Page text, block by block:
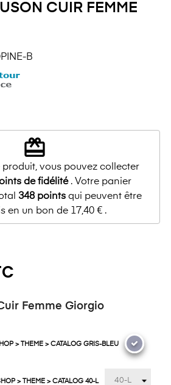
CUIR FEMME
B
redeem
produit, vous pouvez collecter
de fidélité. Votre panier
348pointsqui peuvent être
en un bon de 17,40 € .
Femme Giorgio
> THEME > CATALOG GRIS-BLEU
> THEME > CATALOG 40-L